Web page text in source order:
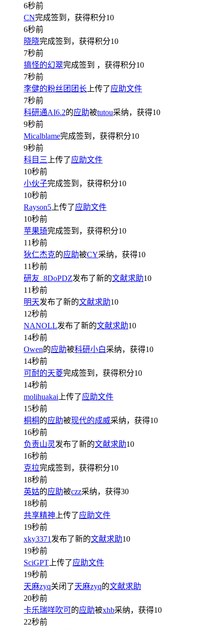
6秒前
CN完成签到，获得积分10
6秒前
晓晓完成签到，获得积分10
7秒前
搞怪的幻翠完成签到 ，获得积分10
7秒前
李健的粉丝团团长 上传了应助文件
7秒前
科研通AI6.2的应助被tutou采纳，获得10
9秒前
Micalblame完成签到，获得积分10
9秒前
科目三 上传了应助文件
10秒前
小伙子完成签到，获得积分10
10秒前
Rayson5 上传了应助文件
10秒前
苹果琦完成签到，获得积分10
11秒前
狄仁杰克的应助被CY采纳，获得10
11秒前
研友_8DoPDZ发布了新的文献求助10
11秒前
明天发布了新的文献求助10
12秒前
NANOLL发布了新的文献求助10
14秒前
Owen的应助被科研小白采纳，获得10
14秒前
可耐的天菱完成签到，获得积分10
14秒前
molihuakai 上传了应助文件
15秒前
桐桐 的应助被现代的成威采纳，获得10
16秒前
负责山灵发布了新的文献求助10
16秒前
克拉完成签到，获得积分10
18秒前
英姑的应助被czz采纳，获得30
18秒前
共享精神 上传了应助文件
19秒前
xky3371 发布了新的文献求助10
19秒前
SciGPT 上传了应助文件
19秒前
天麻zyq关闭了天麻zyq的文献求助
20秒前
卡乐瑞咩吹可的应助被xhb采纳，获得10
22秒前